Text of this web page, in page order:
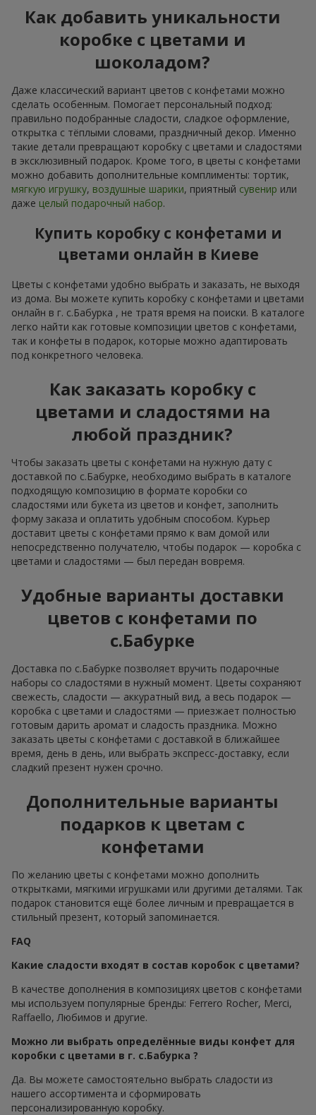
Как добавить уникальности
коробке с цветами и
шоколадом?
Даже классический вариант цветов с конфетами можно
сделать особенным. Помогает персональный подход:
правильно подобранные сладости, сладкое оформление,
открытка с тёплыми словами, праздничный декор. Именно
такие детали превращают коробку с цветами и сладостями
в эксклюзивный подарок. Кроме того, в цветы с конфетами
можно добавить дополнительные комплименты: тортик,
мягкую игрушку, воздушные шарики, приятный сувенир или
даже целый подарочный набор.
Купить коробку с конфетами и
цветами онлайн в Киеве
Цветы с конфетами удобно выбрать и заказать, не выходя
из дома. Вы можете купить коробку с конфетами и цветами
онлайн в г. с.Бабурка , не тратя время на поиски. В каталоге
легко найти как готовые композиции цветов с конфетами,
так и конфеты в подарок, которые можно адаптировать
под конкретного человека.
Как заказать коробку с
цветами и сладостями на
любой праздник?
Чтобы заказать цветы с конфетами на нужную дату с
доставкой по с.Бабурке, необходимо выбрать в каталоге
подходящую композицию в формате коробки со
сладостями или букета из цветов и конфет, заполнить
форму заказа и оплатить удобным способом. Курьер
доставит цветы с конфетами прямо к вам домой или
непосредственно получателю, чтобы подарок — коробка с
цветами и сладостями — был передан вовремя.
Удобные варианты доставки
цветов с конфетами по
с.Бабурке
Доставка по с.Бабурке позволяет вручить подарочные
наборы со сладостями в нужный момент. Цветы сохраняют
свежесть, сладости — аккуратный вид, а весь подарок —
коробка с цветами и сладостями — приезжает полностью
готовым дарить аромат и сладость праздника. Можно
заказать цветы с конфетами с доставкой в ближайшее
время, день в день, или выбрать экспресс-доставку, если
сладкий презент нужен срочно.
Дополнительные варианты
подарков к цветам с
конфетами
По желанию цветы с конфетами можно дополнить
открытками, мягкими игрушками или другими деталями. Так
подарок становится ещё более личным и превращается в
стильный презент, который запоминается.
FAQ
Какие сладости входят в состав коробок с цветами?
В качестве дополнения в композициях цветов с конфетами
мы используем популярные бренды: Ferrero Rocher, Merci,
Raffaello, Любимов и другие.
Можно ли выбрать определённые виды конфет для
коробки с цветами в г. с.Бабурка ?
Да. Вы можете самостоятельно выбрать сладости из
нашего ассортимента и сформировать
персонализированную коробку.